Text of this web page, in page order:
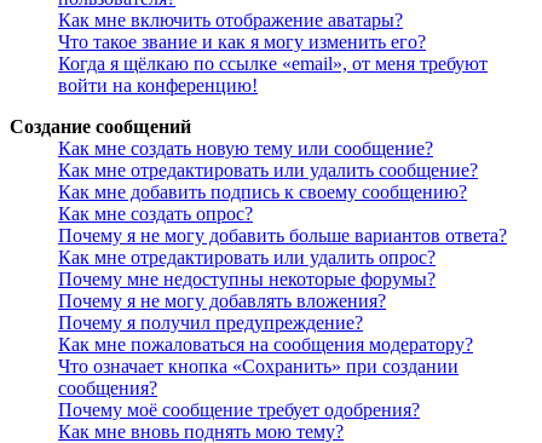
Как мне включить отображение аватары?
Что такое звание и как я могу изменить его?
Когда я щёлкаю по ссылке «email», от меня требуют
войти на конференцию!
Создание сообщений
Как мне создать новую тему или сообщение?
Как мне отредактировать или удалить сообщение?
Как мне добавить подпись к своему сообщению?
Как мне создать опрос?
Почему я не могу добавить больше вариантов ответа?
Как мне отредактировать или удалить опрос?
Почему мне недоступны некоторые форумы?
Почему я не могу добавлять вложения?
Почему я получил предупреждение?
Как мне пожаловаться на сообщения модератору?
Что означает кнопка «Сохранить» при создании
сообщения?
Почему моё сообщение требует одобрения?
Как мне вновь поднять мою тему?